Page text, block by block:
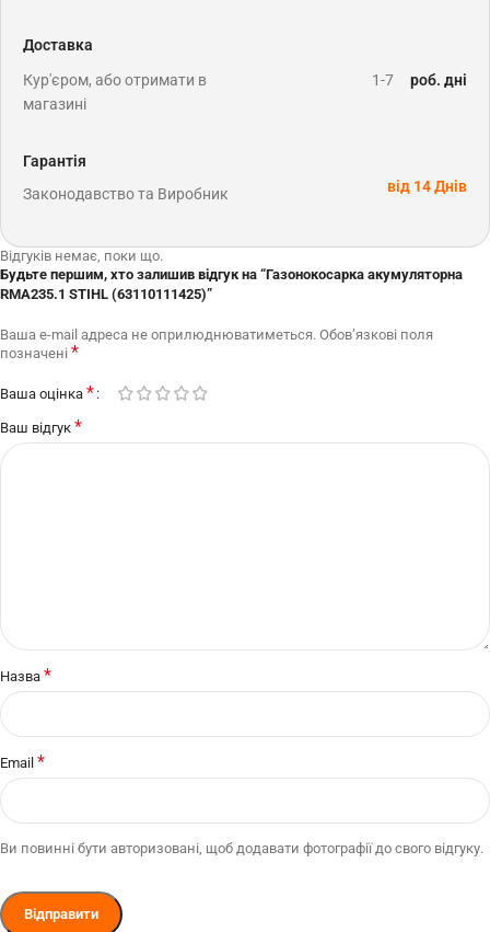
Доставка
Кур'єром, або отримати в
магазині
1-7 роб. дні
Гарантія
Законодавство та Виробник
від 14 Днів
Відгуків немає, поки що.
Будьте першим, хто залишив відгук на “Газонокосарка акумуляторна
RMA235.1 STIHL (63110111425)”
Ваша e-mail адреса не оприлюднюватиметься. Обов’язкові поля
позначені *
Ваша оцінка *
Ваш відгук *
Назва *
Email *
Ви повинні бути авторизовані, щоб додавати фотографії до свого відгуку.